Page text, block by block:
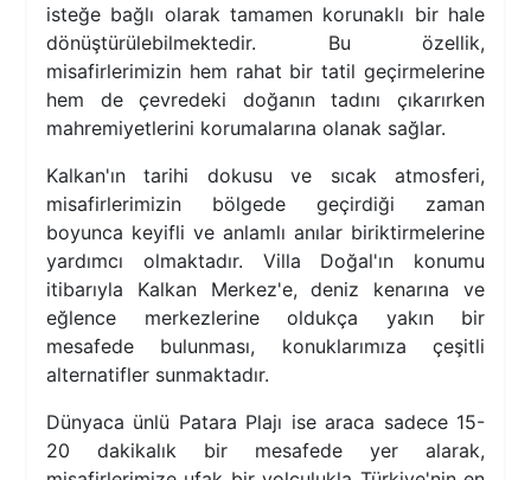
isteğe bağlı olarak tamamen korunaklı bir hale
dönüştürülebilmektedir. Bu özellik,
misafirlerimizin hem rahat bir tatil geçirmelerine
hem de çevredeki doğanın tadını çıkarırken
mahremiyetlerini korumalarına olanak sağlar.
Kalkan'ın tarihi dokusu ve sıcak atmosferi,
misafirlerimizin bölgede geçirdiği zaman
boyunca keyifli ve anlamlı anılar biriktirmelerine
yardımcı olmaktadır. Villa Doğal'ın konumu
itibarıyla Kalkan Merkez'e, deniz kenarına ve
eğlence merkezlerine oldukça yakın bir
mesafede bulunması, konuklarımıza çeşitli
alternatifler sunmaktadır.
Dünyaca ünlü Patara Plajı ise araca sadece 15-
20 dakikalık bir mesafede yer alarak,